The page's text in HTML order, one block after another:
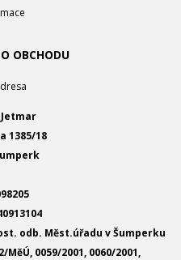
OBCHODU
1385/18
odb. Měst.úřadu v Šumperku
0059/2001, 0060/2001,